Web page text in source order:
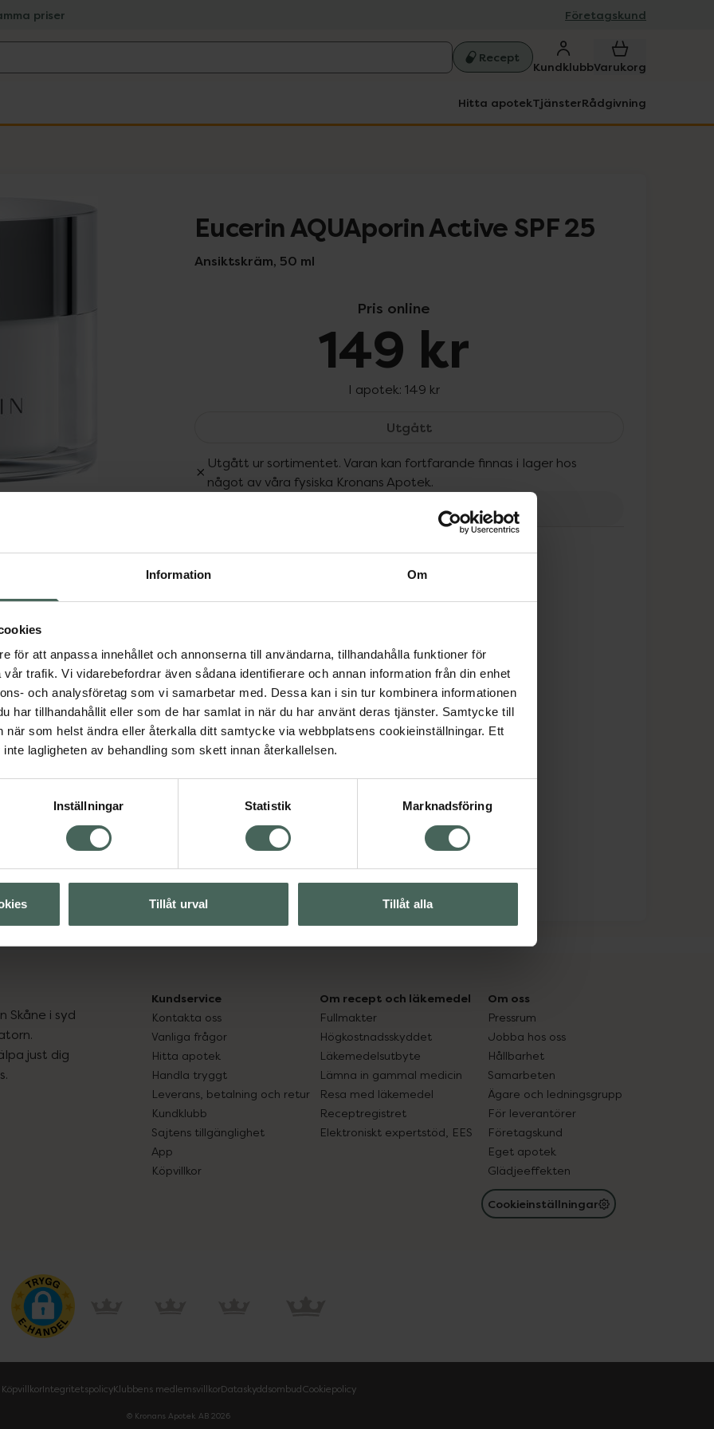
Information Om
för att anpassa innehållet och annonserna till användarna, tillhandahålla funktioner för
trafik. Vi vidarebefordrar även sådana identifierare och annan information från din enhet
och analysföretag som vi samarbetar med. Dessa kan i sin tur kombinera informationen
har tillhandahållit eller som de har samlat in när du har använt deras tjänster. Samtycke till
när som helst ändra eller återkalla ditt samtycke via webbplatsens cookieinställningar. Ett
lagligheten av behandling som skett innan återkallelsen.
Inställningar Statistik Marknadsföring
Tillåt urval Tillåt alla
priser Företagskund
Recept
KundklubbVarukorg
Hitta apotekTjänsterRådgivning
Eucerin AQUAporin Active SPF 25
Ansiktskräm, 50 ml
Pris online
149 kr
I apotek: 149 kr
UtgåttEucerin AQUAporin Active SPF 25, 149 kr.
Utgått ur sortimentet. Varan kan fortfarande finnas i lager hos
något av våra fysiska Kronans Apotek.
Aktuella erbjudanden
för alla hudtyper
tack vare den aktiva
och lämnar
snabbt in i huden och
skador från UV-
även till känslig hud.
Visa
Visa
Skåne i syd
just dig
Kundservice
Kontakta oss
Vanliga frågor
Hitta apotek
Handla tryggt
Leverans, betalning och retur
Kundklubb
Sajtens tillgänglighet
App
Köpvillkor
Om recept och läkemedel
Fullmakter
Högkostnadsskyddet
Läkemedelsutbyte
Lämna in gammal medicin
Resa med läkemedel
Receptregistret
Elektroniskt expertstöd, EES
Om oss
Pressrum
Jobba hos oss
Hållbarhet
Samarbeten
Ägare och ledningsgrupp
För leverantörer
Företagskund
Eget apotek
Glädjeeffekten
Cookieinställningar
KöpvillkorIntegritetspolicyKlubbens medlemsvillkorDataskyddsombudCookiepolicy
© Kronans Apotek AB 2026